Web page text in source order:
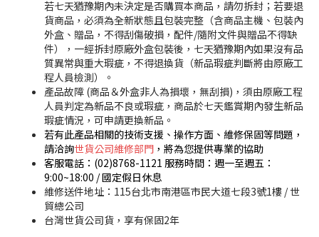
若七天猶豫期內未決定是否購買本商品，請勿拆封；若要退
貨商品，必須為全新狀態且包裝完整（含商品主機、包裝內
外盒、贈品，不得刮傷破損，配件/隨附文件與贈品不得缺
件），一經拆封原廠外盒包裝後，七天猶豫期內如果沒有品
質異常與重大瑕疵，不得退換貨（新品瑕疵判斷將由原廠工
程人員檢測）。
產品故障 (商品＆外盒非人為損壞，無刮損)，須由原廠工程
人員判定為新品不良或瑕疵，商品於七天鑑賞期內發生新品
瑕疵情況，可申請更換新品。
若有此產品相關的技術支援、操作方面、維修保固等問題，
請洽詢世貨公司維修部門 ，將為您提供專業的協助
客服電話：(02)8768-1121 服務時間：週一至週五：
9:00~18:00 / 國定假日休息
維修送件地址：115台北市南港區市民大道七段3號1樓 / 世
貿總公司
台灣世貨公司貨，享有保固2年